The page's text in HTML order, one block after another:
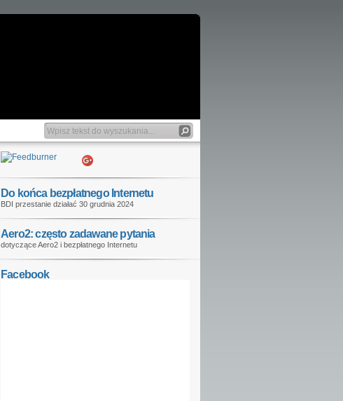
Do końca bezpłatnego Internetu
BDI przestanie działać 30 grudnia 2024
Aero2: często zadawane pytania
dotyczące Aero2 i bezpłatnego Internetu
Facebook